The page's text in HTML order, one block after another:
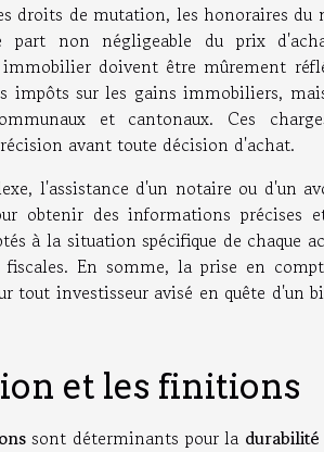
droits de mutation, les honoraires du
part non négligeable du prix
doivent être mûrement
impôts sur les gains immobiliers,
et cantonaux. Ces
avant toute décision d'achat.
l'assistance d'un notaire ou d'un
obtenir des informations précises
à la situation spécifique de chaque
En somme, la prise en
tout investisseur avisé en quête d'un
et les finitions
sont déterminants pour la